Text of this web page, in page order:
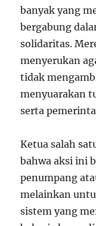
banyak yang
bergabung
solidaritas.
menyerukan
tidak
menyuarakan
serta
Ketua salah
bahwa aksi ini
penumpang
melainkan
sistem yang